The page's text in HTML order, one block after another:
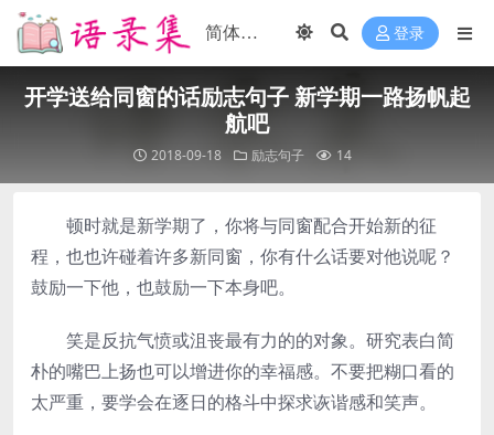
登录
开学送给同窗的话励志句子 新学期一路扬帆起
航吧
2018-09-18 励志句子 14
顿时就是新学期了，你将与同窗配合开始新的征
程，也也许碰着许多新同窗，你有什么话要对他说呢？
鼓励一下他，也鼓励一下本身吧。
笑是反抗气愤或沮丧最有力的的对象。研究表白简
朴的嘴巴上扬也可以增进你的幸福感。不要把糊口看的
太严重，要学会在逐日的格斗中探求诙谐感和笑声。